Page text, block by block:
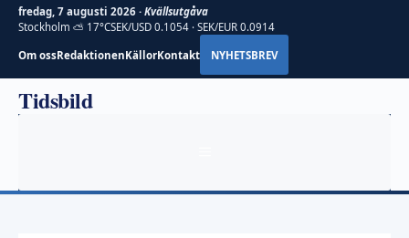
fredag, 7 augusti 2026 · Kvällsutgåva
Stockholm ⛅ 17°CSEK/USD 0.1054 · SEK/EUR 0.0914
Om ossRedaktionenKällorKontakt NYHETSBREV
Hoppa
Tidsbild